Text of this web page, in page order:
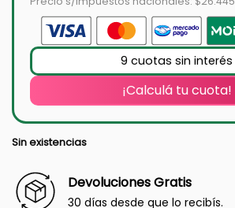
9 cuotas sin interés
¡Calculá tu cuota!
Sin existencias
Devoluciones Gratis
30 días desde que lo recibís.